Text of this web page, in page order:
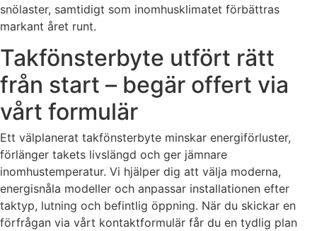
snölaster, samtidigt som inomhusklimatet förbättras
markant året runt.
Takfönsterbyte utfört rätt
från start – begär offert via
vårt formulär
Ett välplanerat takfönsterbyte minskar energiförluster,
förlänger takets livslängd och ger jämnare
inomhustemperatur. Vi hjälper dig att välja moderna,
energisnåla modeller och anpassar installationen efter
taktyp, lutning och befintlig öppning. När du skickar en
förfrågan via vårt kontaktformulär får du en tydlig plan